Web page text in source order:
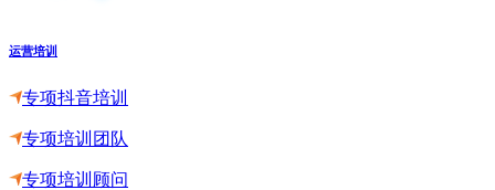
运营培训
专项抖音培训
专项培训团队
专项培训顾问